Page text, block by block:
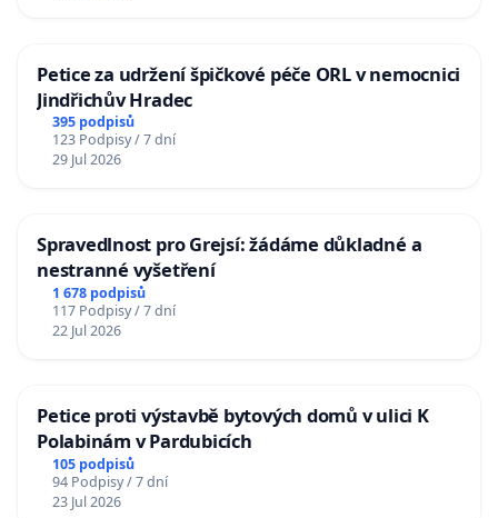
Petice za udržení špičkové péče ORL v nemocnici
Jindřichův Hradec
395 podpisů
123 Podpisy / 7 dní
29 Jul 2026
Spravedlnost pro Grejsí: žádáme důkladné a
nestranné vyšetření
1 678 podpisů
117 Podpisy / 7 dní
22 Jul 2026
Petice proti výstavbě bytových domů v ulici K
Polabinám v Pardubicích
105 podpisů
94 Podpisy / 7 dní
23 Jul 2026